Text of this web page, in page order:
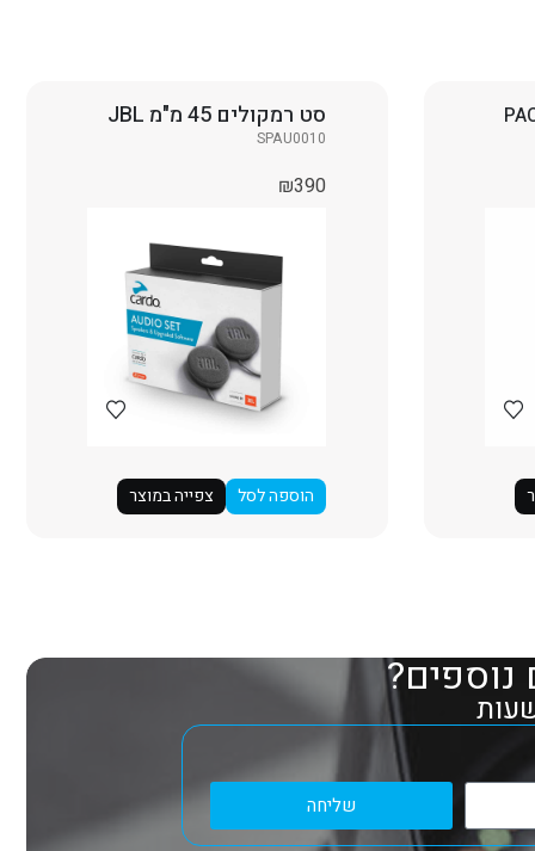
סט רמקולים 45 מ"מ JBL
SPAU0010
₪390
הוספה לסל צפייה במוצר
שליחה